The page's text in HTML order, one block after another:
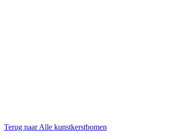
Terug naar Alle kunstkerstbomen